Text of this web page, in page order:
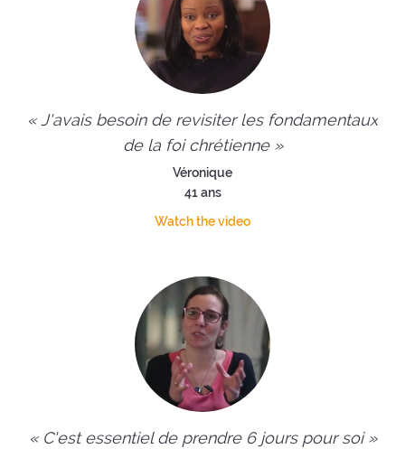
« J'avais besoin de revisiter les fondamentaux
de la foi chrétienne »
Véronique
41 ans
Watch the video
« C'est essentiel de prendre 6 jours pour soi »